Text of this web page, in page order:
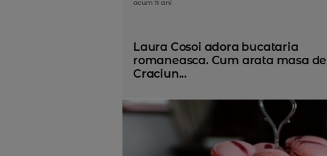
acum 11 ani
Laura Cosoi adora bucataria
romaneasca. Cum arata masa de
Craciun...